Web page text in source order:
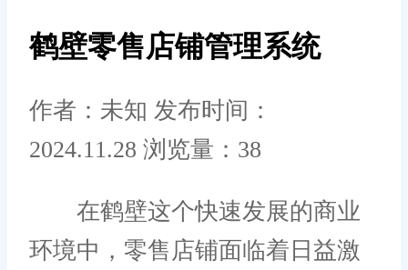
鹤壁零售店铺管理系统
作者：未知 发布时间：
2024.11.28 浏览量：38
在鹤壁这个快速发展的商业
环境中，零售店铺面临着日益激